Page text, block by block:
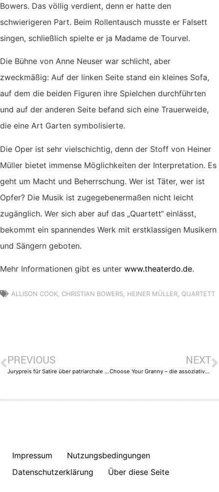
Bowers. Das völlig verdient, denn er hatte den
schwierigeren Part. Beim Rollentausch musste er Falsett
singen, schließlich spielte er ja Madame de Tourvel.
Die Bühne von Anne Neuser war schlicht, aber
zweckmäßig: Auf der linken Seite stand ein kleines Sofa,
auf dem die beiden Figuren ihre Spielchen durchführten
und auf der anderen Seite befand sich eine Trauerweide,
die eine Art Garten symbolisierte.
Die Oper ist sehr vielschichtig, denn der Stoff von Heiner
Müller bietet immense Möglichkeiten der Interpretation. Es
geht um Macht und Beherrschung. Wer ist Täter, wer ist
Opfer? Die Musik ist zugegebenermaßen nicht leicht
zugänglich. Wer sich aber auf das „Quartett“ einlässt,
bekommt ein spannendes Werk mit erstklassigen Musikern
und Sängern geboten.
Mehr Informationen gibt es unter www.theaterdo.de.
ALLISON COOK CHRISTIAN BOWERS HEINER MÜLLER QUARTETT
PREVIOUS
Jurypreis für Satire über patriarchale Stereotypen
NEXT
Choose Your Granny – die assoziative Castingshow
Impressum
Nutzungsbedingungen
Datenschutzerklärung
Über diese Seite